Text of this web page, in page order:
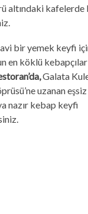
altındaki kafelerde
bir yemek keyfi
en köklü
Galata
uzanan eşsiz
nazır kebap keyfi